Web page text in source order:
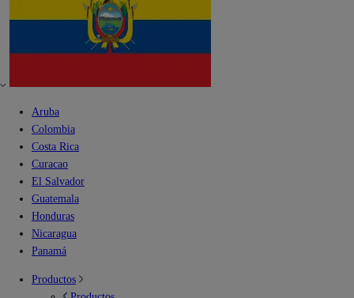
Aruba
Colombia
Costa Rica
Curacao
El Salvador
Guatemala
Honduras
Nicaragua
Panamá
Productos